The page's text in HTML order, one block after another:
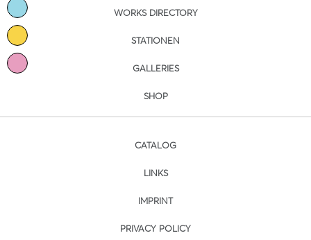
WORKS DIRECTORY
STATIONEN
GALLERIES
SHOP
CATALOG
LINKS
IMPRINT
PRIVACY POLICY